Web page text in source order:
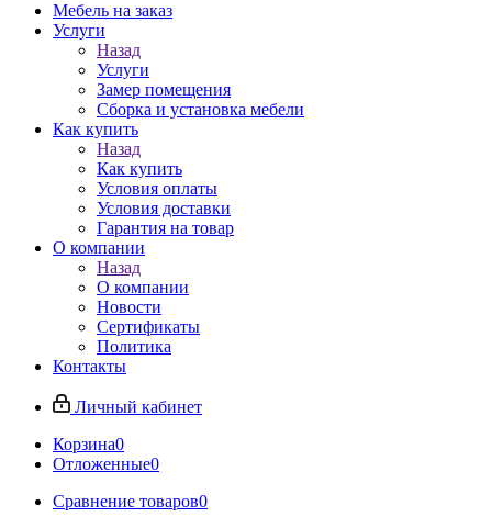
Мебель на заказ
Услуги
Назад
Услуги
Замер помещения
Сборка и установка мебели
Как купить
Назад
Как купить
Условия оплаты
Условия доставки
Гарантия на товар
О компании
Назад
О компании
Новости
Сертификаты
Политика
Контакты
Личный кабинет
Корзина0
Отложенные0
Сравнение товаров0